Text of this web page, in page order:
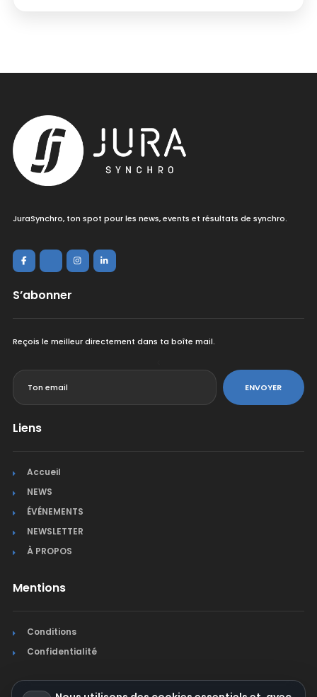
JuraSynchro, ton spot pour les news, events et résultats de synchro.
S’abonner
Reçois le meilleur directement dans ta boîte mail.
ENVOYER
Liens
Accueil
NEWS
ÉVÉNEMENTS
NEWSLETTER
À PROPOS
Mentions
Conditions
Confidentialité